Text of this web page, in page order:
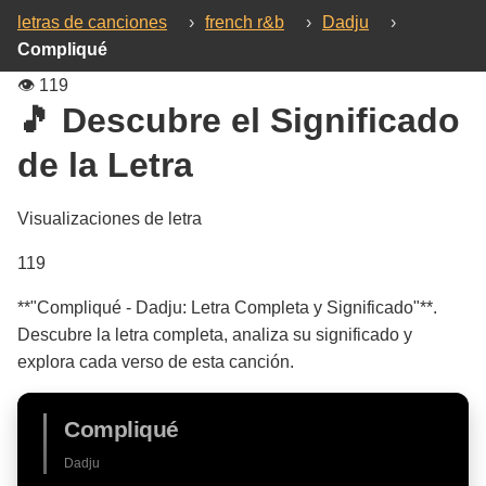
letras de canciones › french r&b › Dadju
›
Compliqué
👁️ 119
🎵 Descubre el Significado
de la Letra
Visualizaciones de letra
119
**"Compliqué - Dadju: Letra Completa y Significado"**.
Descubre la letra completa, analiza su significado y
explora cada verso de esta canción.
Compliqué
Dadju